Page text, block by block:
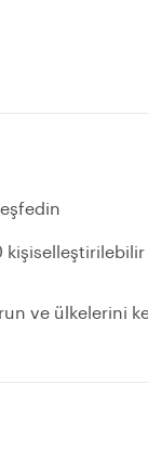
kişiselleştirilebilir
ve ülkelerini